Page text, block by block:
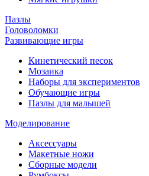
Пазлы
Головоломки
Развивающие игры
Кинетический песок
Мозаика
Наборы для экспериментов
Обучающие игры
Пазлы для малышей
Моделирование
Аксессуары
Макетные ножи
Сборные модели